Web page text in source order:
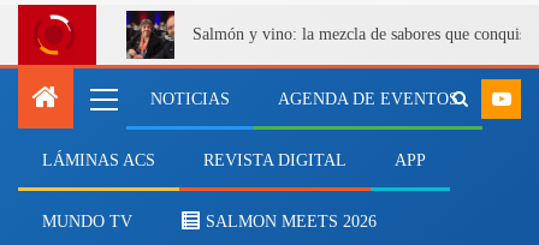
Salmón y vino: la mezcla de sabores que
NOTICIAS AGENDA DE EVENTOS
LÁMINAS ACS REVISTA DIGITAL APP
MUNDO TV SALMON MEETS 2026
Blumar presenta resultados al